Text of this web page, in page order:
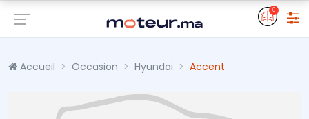
0
Accueil Occasion Hyundai Accent